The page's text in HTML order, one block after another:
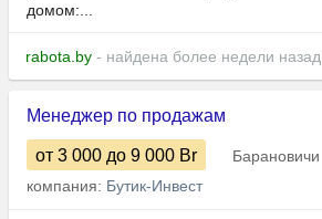
домом:...
rabota.by - найдена более недели назад
Менеджер по продажам
от 3 000 до 9 000 Br
Барановичи
компания: Бутик-Инвест